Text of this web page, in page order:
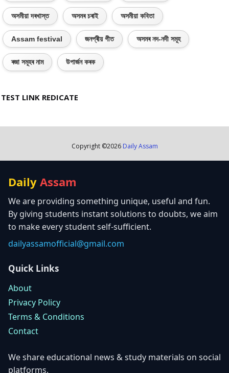
অসমীয়া দৰখাস্ত অসমৰ চৰাই অসমীয়া কবিতা
Assam festival জনপ্ৰীয় গীত অসমৰ নদ-নদী সমূহ
ৰজা সমূহৰ নাম উপাৰ্জন কৰক
TEST LINK REDICATE
Copyright ©2026 Daily Assam
Daily Assam
We are providing something unique, useful and fun.
By giving students instant solutions to doubts, we aim
to make every student self-sufficient.
dailyassamofficial@gmail.com
Quick Links
About
Privacy Policy
Terms & Conditions
Contact
We share educational news & study materials on social
platforms.